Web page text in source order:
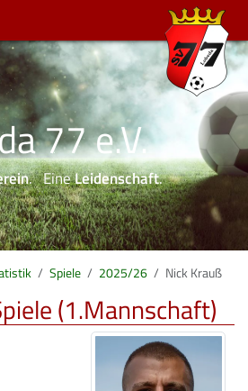
77 e.V.
. EineLeidenschaft.
Spiele 2025/26 Nick Krauß
(1.Mannschaft)